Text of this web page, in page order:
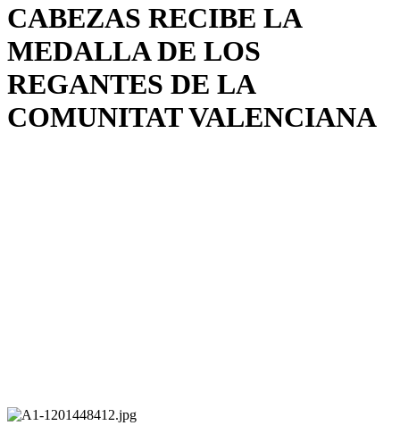
CABEZAS RECIBE LA
MEDALLA DE LOS
REGANTES DE LA
COMUNITAT VALENCIANA